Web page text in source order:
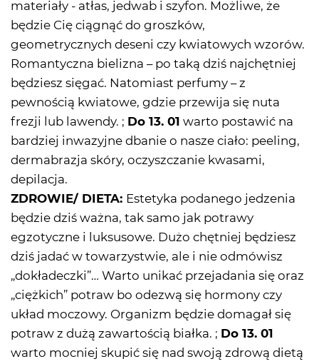
materiały - atłas, jedwab i szyfon. Możliwe, że
będzie Cię ciągnąć do groszków,
geometrycznych deseni czy kwiatowych wzorów.
Romantyczna bielizna – po taką dziś najchętniej
będziesz sięgać. Natomiast perfumy – z
pewnością kwiatowe, gdzie przewija się nuta
frezji lub lawendy. ; Do 13. 01 warto postawić na
bardziej inwazyjne dbanie o nasze ciało: peeling,
dermabrazja skóry, oczyszczanie kwasami,
depilacja.
ZDROWIE/ DIETA: Estetyka podanego jedzenia
będzie dziś ważna, tak samo jak potrawy
egzotyczne i luksusowe. Dużo chętniej będziesz
dziś jadać w towarzystwie, ale i nie odmówisz
„dokładeczki”… Warto unikać przejadania się oraz
„ciężkich” potraw bo odezwą się hormony czy
układ moczowy. Organizm będzie domagał się
potraw z dużą zawartością białka. ; Do 13. 01
warto mocniej skupić się nad swoją zdrową dietą